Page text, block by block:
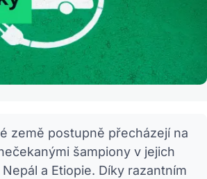
země postupně přecházejí na
šampiony v jejich
a Etiopie. Díky razantním